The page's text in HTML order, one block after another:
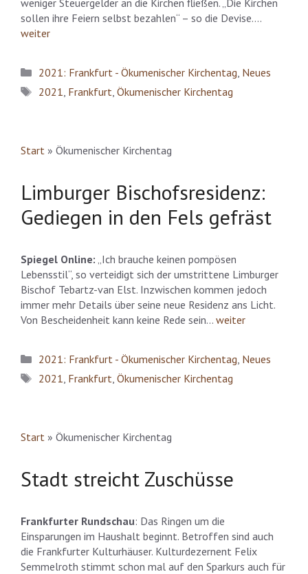
weniger Steuergelder an die Kirchen fließen. „Die Kirchen
sollen ihre Feiern selbst bezahlen“ – so die Devise….
weiter
Kategorien
2021: Frankfurt - Ökumenischer Kirchentag, Neues
Schlagwörter
2021, Frankfurt, Ökumenischer Kirchentag
Start » Ökumenischer Kirchentag
Limburger Bischofsresidenz:
Gediegen in den Fels gefräst
Spiegel Online: „Ich brauche keinen pompösen
Lebensstil“, so verteidigt sich der umstrittene Limburger
Bischof Tebartz-van Elst. Inzwischen kommen jedoch
immer mehr Details über seine neue Residenz ans Licht.
Von Bescheidenheit kann keine Rede sein… weiter
Kategorien
2021: Frankfurt - Ökumenischer Kirchentag, Neues
Schlagwörter
2021, Frankfurt, Ökumenischer Kirchentag
Start » Ökumenischer Kirchentag
Stadt streicht Zuschüsse
Frankfurter Rundschau: Das Ringen um die
Einsparungen im Haushalt beginnt. Betroffen sind auch
die Frankfurter Kulturhäuser. Kulturdezernent Felix
Semmelroth stimmt schon mal auf den Sparkurs auch für